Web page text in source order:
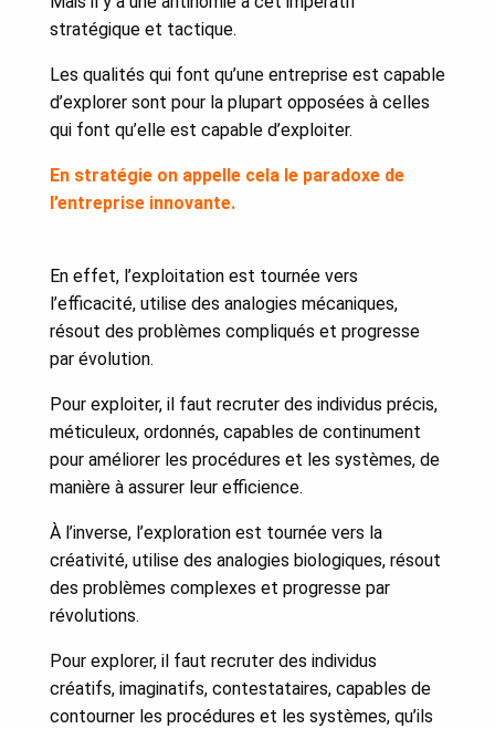
stratégique et tactique.
Les qualités qui font qu’une entreprise est capable
d’explorer sont pour la plupart opposées à celles
qui font qu’elle est capable d’exploiter.
En stratégie on appelle cela le paradoxe de
l’entreprise innovante.
En effet, l’exploitation est tournée vers
l’efficacité, utilise des analogies mécaniques,
résout des problèmes compliqués et progresse
par évolution.
Pour exploiter, il faut recruter des individus précis,
méticuleux, ordonnés, capables de continument
pour améliorer les procédures et les systèmes, de
manière à assurer leur efficience.
À l’inverse, l’exploration est tournée vers la
créativité, utilise des analogies biologiques, résout
des problèmes complexes et progresse par
révolutions.
Pour explorer, il faut recruter des individus
créatifs, imaginatifs, contestataires, capables de
contourner les procédures et les systèmes, qu’ils